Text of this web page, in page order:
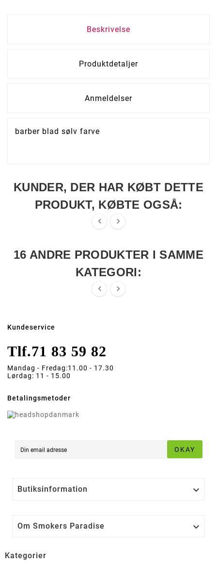
Beskrivelse
Produktdetaljer
Anmeldelser
barber blad sølv farve
KUNDER, DER HAR KØBT DETTE
PRODUKT, KØBTE OGSÅ:
 
16 ANDRE PRODUKTER I SAMME
KATEGORI:
 
Kundeservice
Tlf.71 83 59 82
Mandag - Fredag:11.00 - 17.30
Lørdag: 11 - 15.00
Betalingsmetoder
OKAY
Butiksinformation 
Om Smokers Paradise 
Kategorier